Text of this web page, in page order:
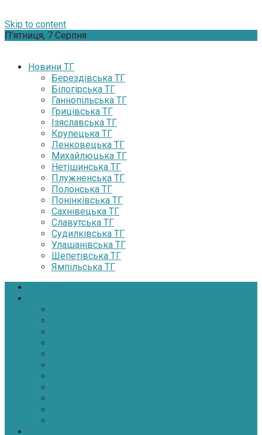
Skip to content
П’ятниця, 7 Серпня
Новини ТГ
Берездівська ТГ
Білогірська ТГ
Ганнопільська ТГ
Грицівська ТГ
Ізяславська ТГ
Крупецька ТГ
Ленковецька ТГ
Михайлюцька ТГ
Нетішинська ТГ
Плужненська ТГ
Полонська ТГ
Понінківська ТГ
Сахнівецька ТГ
Славутська ТГ
Судилківська ТГ
Улашанівська ТГ
Шепетівська ТГ
Ямпільська ТГ